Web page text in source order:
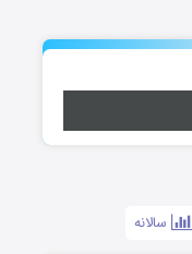
سالانه